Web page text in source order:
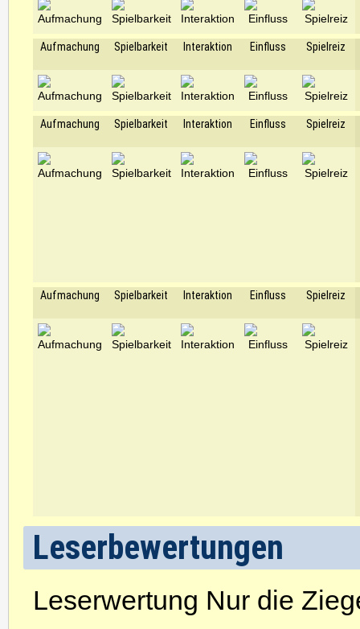
Aufmachung Spielbarkeit Interaktion Einfluss Spielreiz
Aufmachung Spielbarkeit Interaktion Einfluss Spielreiz
Aufmachung Spielbarkeit Interaktion Einfluss Spielreiz
Leserbewertungen
Leserwertung Nur die